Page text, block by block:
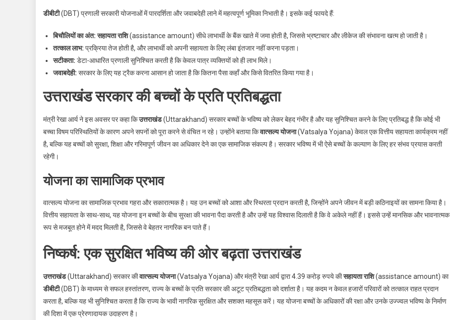
डीबीटी(DBT) प्रणाली सरकारी योजनाओं में पारदर्शिता और जवाबदेही लाने में महत्वपूर्ण भूमिका निभाती है। इसके कई फायदे हैं:
बिचौलियों का अंत: सहायता राशि(assistance amount) सीधे लाभार्थी के बैंक खाते में जमा होती है, जिससे भ्रष्टाचार और लीकेज की संभावना खत्म हो जाती है।
तत्काल लाभ: प्रक्रिया तेज होती है, और लाभार्थी को अपनी सहायता के लिए लंबा इंतजार नहीं करना पड़ता।
सटीकता: डेटा-आधारित प्रणाली सुनिश्चित करती है कि केवल पात्र व्यक्तियों को ही लाभ मिले।
जवाबदेही: सरकार के लिए यह ट्रैक करना आसान हो जाता है कि कितना पैसा कहाँ और किसे वितरित किया गया है।
उत्तराखंड सरकार की बच्चों के प्रति प्रतिबद्धता
मंत्री रेखा आर्य ने इस अवसर पर कहा किउत्तराखंड(Uttarakhand) सरकार बच्चों के भविष्य को लेकर बेहद गंभीर है और यह सुनिश्चित करने के लिए प्रतिबद्ध है कि कोई भी
बच्चा विषम परिस्थितियों के कारण अपने सपनों को पूरा करने से वंचित न रहे। उन्होंने बताया किवात्सल्य योजना(Vatsalya Yojana) केवल एक वित्तीय सहायता कार्यक्रम नहीं
है, बल्कि यह बच्चों को सुरक्षा, शिक्षा और गरिमापूर्ण जीवन का अधिकार देने का एक सामाजिक संकल्प है। सरकार भविष्य में भी ऐसे बच्चों के कल्याण के लिए हर संभव प्रयास करती
रहेगी।
योजना का सामाजिक प्रभाव
वात्सल्य योजना का सामाजिक प्रभाव गहरा और सकारात्मक है। यह उन बच्चों को आशा और स्थिरता प्रदान करती है, जिन्होंने अपने जीवन में बड़ी कठिनाइयों का सामना किया है।
वित्तीय सहायता के साथ-साथ, यह योजना इन बच्चों के बीच सुरक्षा की भावना पैदा करती है और उन्हें यह विश्वास दिलाती है कि वे अकेले नहीं हैं। इससे उन्हें मानसिक और भावनात्मक
रूप से मजबूत होने में मदद मिलती है, जिससे वे बेहतर नागरिक बन पाते हैं।
निष्कर्ष: एक सुरक्षित भविष्य की ओर बढ़ता उत्तराखंड
उत्तराखंड(Uttarakhand) सरकार कीवात्सल्य योजना(Vatsalya Yojana) और मंत्री रेखा आर्य द्वारा 4.39 करोड़ रुपये कीसहायता राशि(assistance amount) का
डीबीटी(DBT) के माध्यम से सफल हस्तांतरण, राज्य के बच्चों के प्रति सरकार की अटूट प्रतिबद्धता को दर्शाता है। यह कदम न केवल हजारों परिवारों को तत्काल राहत प्रदान
करता है, बल्कि यह भी सुनिश्चित करता है कि राज्य के भावी नागरिक सुरक्षित और सशक्त महसूस करें। यह योजना बच्चों के अधिकारों की रक्षा और उनके उज्ज्वल भविष्य के निर्माण
की दिशा में एक प्रेरणादायक उदाहरण है।